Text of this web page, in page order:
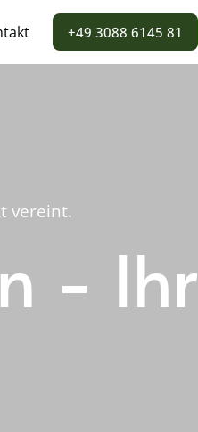
+49 3088 6145 81
vereint.
- Ihr